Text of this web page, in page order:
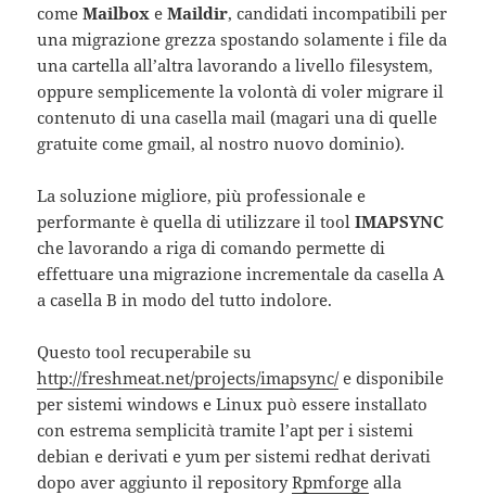
comeMailbox eMaildir, candidati incompatibili per
una migrazione grezza spostando solamente i file da
una cartella all’altra lavorando a livello filesystem,
oppure semplicemente la volontà di voler migrare il
contenuto di una casella mail (magari una di quelle
gratuite come gmail, al nostro nuovo dominio).
La soluzione migliore, più professionale e
performante è quella di utilizzare il toolIMAPSYNC
che lavorando a riga di comando permette di
effettuare una migrazione incrementale da casella A
a casella B in modo del tutto indolore.
Questo tool recuperabile su
http://freshmeat.net/projects/imapsync/e disponibile
per sistemi windows e Linux può essere installato
con estrema semplicità tramite l’apt per i sistemi
debian e derivati e yum per sistemi redhat derivati
dopo aver aggiunto il repositoryRpmforge alla